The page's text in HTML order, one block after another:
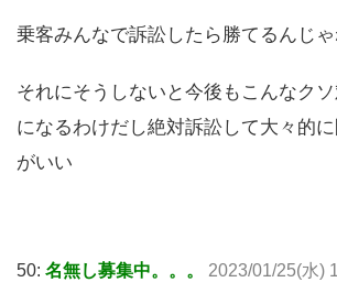
乗客みんなで訴訟したら勝てるんじゃ
それにそうしないと今後もこんなク
になるわけだし絶対訴訟して大々的
がいい
50: 名無し募集中。。。 2023/01/25(水)